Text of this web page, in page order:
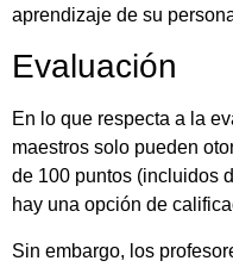
aprendizaje de su
Evaluación
En lo que respecta a la
maestros solo pueden
de 100 puntos (incluidos
hay una opción de
Sin embargo, los